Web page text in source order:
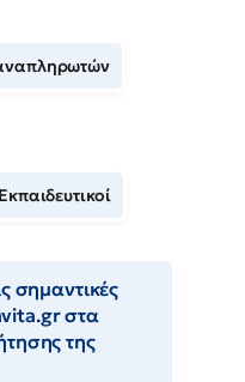
Εκπαιδευτικοί
σημαντικές
στα
της